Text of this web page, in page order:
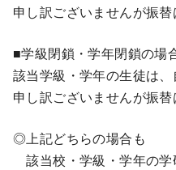
申し訳ございませんが振替
■学級閉鎖・学年閉鎖の場
該当学級・学年の生徒は、
申し訳ございませんが振替
◎上記どちらの場合も
該当校・学級・学年の